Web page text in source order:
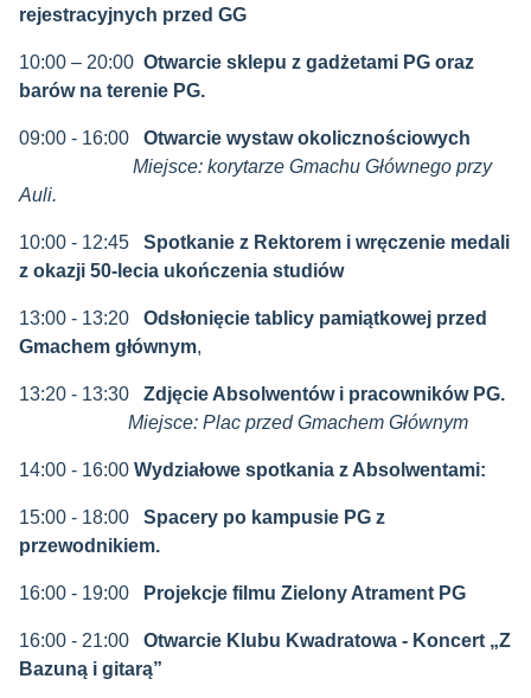
rejestracyjnych przed GG
10:00 – 20:00 Otwarcie sklepu z gadżetami PG oraz
barów na terenie PG.
09:00 - 16:00 Otwarcie wystaw okolicznościowych
Miejsce: korytarze Gmachu Głównego przy
Auli.
10:00 - 12:45 Spotkanie z Rektorem i wręczenie medali
z okazji 50-lecia ukończenia studiów
13:00 - 13:20 Odsłonięcie tablicy pamiątkowej przed
Gmachem głównym,
13:20 - 13:30 Zdjęcie Absolwentów i pracowników PG.
Miejsce: Plac przed Gmachem Głównym
14:00 - 16:00 Wydziałowe spotkania z Absolwentami:
15:00 - 18:00 Spacery po kampusie PG z
przewodnikiem.
16:00 - 19:00 Projekcje filmu Zielony Atrament PG
16:00 - 21:00 Otwarcie Klubu Kwadratowa - Koncert „Z
Bazuną i gitarą”